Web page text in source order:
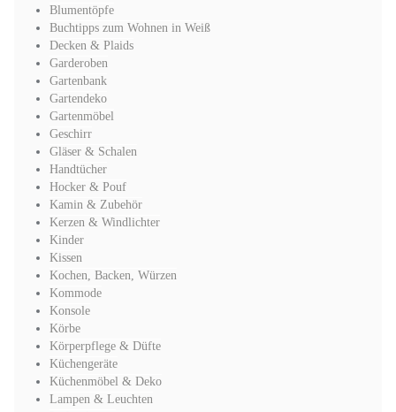
Blumentöpfe
Buchtipps zum Wohnen in Weiß
Decken & Plaids
Garderoben
Gartenbank
Gartendeko
Gartenmöbel
Geschirr
Gläser & Schalen
Handtücher
Hocker & Pouf
Kamin & Zubehör
Kerzen & Windlichter
Kinder
Kissen
Kochen, Backen, Würzen
Kommode
Konsole
Körbe
Körperpflege & Düfte
Küchengeräte
Küchenmöbel & Deko
Lampen & Leuchten